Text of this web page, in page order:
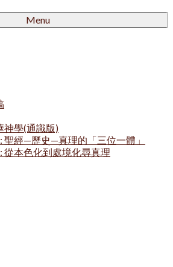
Menu
神學(通識版)
聖經—歷史—真理的「三位一體」
從本色化到處境化尋真理